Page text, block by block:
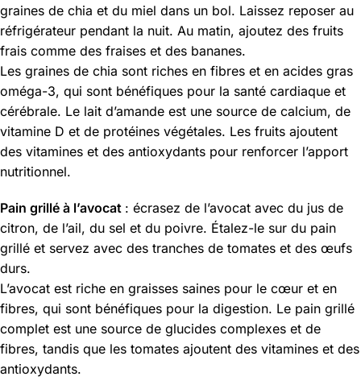
graines de chia et du miel dans un bol. Laissez reposer au
réfrigérateur pendant la nuit. Au matin, ajoutez des fruits
frais comme des fraises et des bananes.
Les graines de chia sont riches en fibres et en acides gras
oméga-3, qui sont bénéfiques pour la santé cardiaque et
cérébrale. Le lait d’amande est une source de calcium, de
vitamine D et de protéines végétales. Les fruits ajoutent
des vitamines et des antioxydants pour renforcer l’apport
nutritionnel.
Pain grillé à l’avocat : écrasez de l’avocat avec du jus de
citron, de l’ail, du sel et du poivre. Étalez-le sur du pain
grillé et servez avec des tranches de tomates et des œufs
durs.
L’avocat est riche en graisses saines pour le cœur et en
fibres, qui sont bénéfiques pour la digestion. Le pain grillé
complet est une source de glucides complexes et de
fibres, tandis que les tomates ajoutent des vitamines et des
antioxydants.